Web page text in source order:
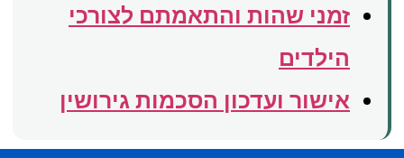
זמני שהות והתאמתם לצורכי
הילדים
אישור ועדכון הסכמות גירושין